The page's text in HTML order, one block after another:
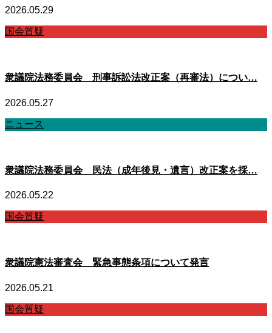
2026.05.29
国会質疑
衆議院法務委員会 刑事訴訟法改正案（再審法）につい…
2026.05.27
ニュース
衆議院法務委員会 民法（成年後見・遺言）改正案を採…
2026.05.22
国会質疑
衆議院憲法審査会 緊急事態条項について発言
2026.05.21
国会質疑